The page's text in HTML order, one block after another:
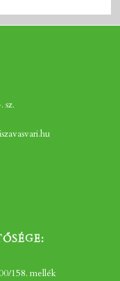
sz.
158. mellék